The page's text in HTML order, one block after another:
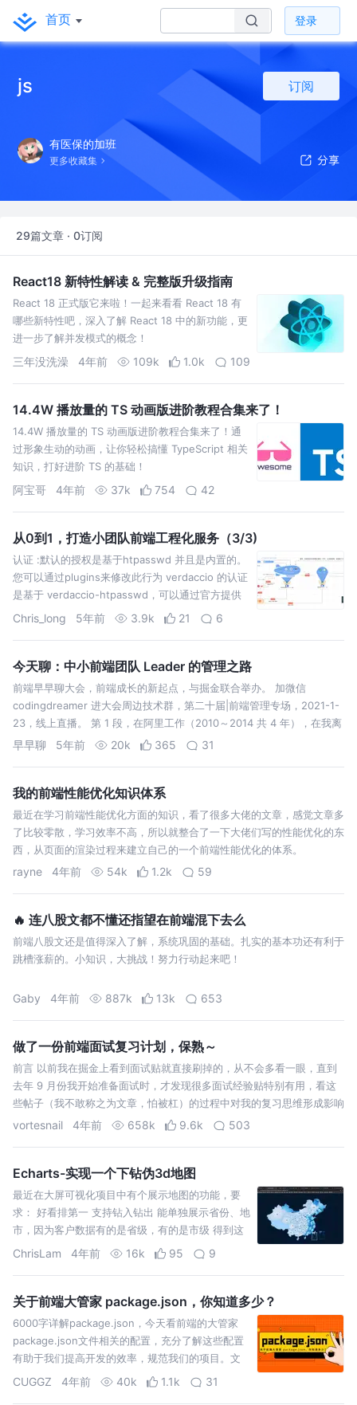
首页 登录
js 订阅
有医保的加班
更多收藏集
29篇文章 · 0订阅
React18 新特性解读 & 完整版升级指南
React 18 正式版它来啦！一起来看看 React 18 有
哪些新特性吧，深入了解 React 18 中的新功能，更
进一步了解并发模式的概念！
三年没洗澡 4年前 109k 1.0k 109
14.4W 播放量的 TS 动画版进阶教程合集来了！
14.4W 播放量的 TS 动画版进阶教程合集来了！通
过形象生动的动画，让你轻松搞懂 TypeScript 相关
知识，打好进阶 TS 的基础！
阿宝哥 4年前 37k 754 42
从0到1，打造小团队前端工程化服务（3/3)
认证 :默认的授权是基于htpasswd 并且是内置的。
您可以通过plugins来修改此行为 verdaccio 的认证
是基于 verdaccio-htpasswd，可以通过官方提供
的工具来生成
Chris_long 5年前 3.9k 21 6
今天聊：中小前端团队 Leader 的管理之路
前端早早聊大会，前端成长的新起点，与掘金联合举办。 加微信
codingdreamer 进大会周边技术群，第二十届|前端管理专场，2021-1-
23，线上直播。 第 1 段，在阿里工作（2010～2014 共 4 年），在我离
开阿里的时候，阿里就已经有七八万员工了，已经是超大型…
早早聊 5年前 20k 365 31
我的前端性能优化知识体系
最近在学习前端性能优化方面的知识，看了很多大佬的文章，感觉文章多
了比较零散，学习效率不高，所以就整合了一下大佬们写的性能优化的东
西，从页面的渲染过程来建立自己的一个前端性能优化的体系。
rayne 4年前 54k 1.2k 59
🔥 连八股文都不懂还指望在前端混下去么
前端八股文还是值得深入了解，系统巩固的基础。扎实的基本功还有利于
跳槽涨薪的。小知识，大挑战！努力行动起来吧！
Gaby 4年前 887k 13k 653
做了一份前端面试复习计划，保熟～
前言 以前我在掘金上看到面试贴就直接刷掉的，从不会多看一眼，直到
去年 9 月份我开始准备面试时，才发现很多面试经验贴特别有用，看这
些帖子（我不敢称之为文章，怕被杠）的过程中对我的复习思维形成影响
很大，
vortesnail 4年前 658k 9.6k 503
Echarts-实现一个下钻伪3d地图
最近在大屏可视化项目中有个展示地图的功能，要
求： 好看排第一 支持钻入钻出 能单独展示省份、地
市，因为客户数据有的是省级，有的是市级 得到这
个需求后第一个想到的就是Echarts，所以打开
ChrisLam 4年前 16k 95 9
关于前端大管家 package.json，你知道多少？
6000字详解package.json，今天看前端的大管家
package.json文件相关的配置，充分了解这些配置
有助于我们提高开发的效率，规范我们的项目。文
章内容较多，建议先收藏在学习！
CUGGZ 4年前 40k 1.1k 31